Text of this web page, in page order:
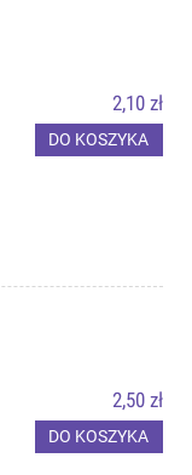
2,10 zł
DO KOSZYKA
2,50 zł
DO KOSZYKA